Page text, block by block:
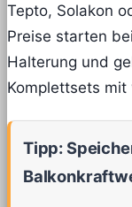
Tepto, Solakon
Preise starten bei
Halterung und
Komplettsets
Tipp: